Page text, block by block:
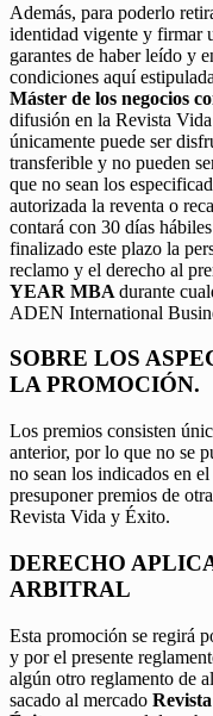
Además, para poderlo
identidad vigente y firmar
garantes de haber leído y
condiciones aquí
Máster de los negocios
difusión en la Revista
únicamente puede ser
transferible y no pueden
que no sean los
autorizada la reventa o
contará con 30 días
finalizado este plazo la
reclamo y el derecho al
YEAR MBA durante
ADEN International
SOBRE LOS
LA PROMOCIÓN.
Los premios consisten
anterior, por lo que no se
no sean los indicados en
presuponer premios de
Revista Vida y Éxito.
DERECHO
ARBITRAL
Esta promoción se regirá
y por el presente
algún otro reglamento de
sacado al mercado